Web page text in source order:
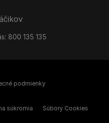
800 135 135
podmienky
súkromia Súbory Cookies